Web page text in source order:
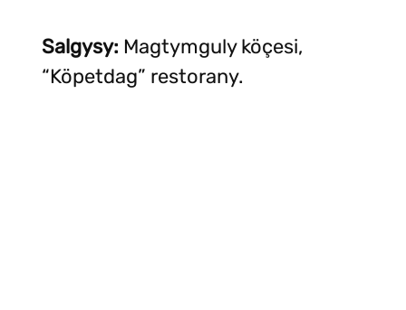
Salgysy: Magtymguly köçesi,
“Köpetdag” restorany.